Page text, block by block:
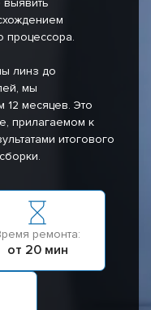
выявить
процессора.
линз до
мы
12 месяцев. Это
прилагаемом к
итогового
ремонта:
от 20 мин